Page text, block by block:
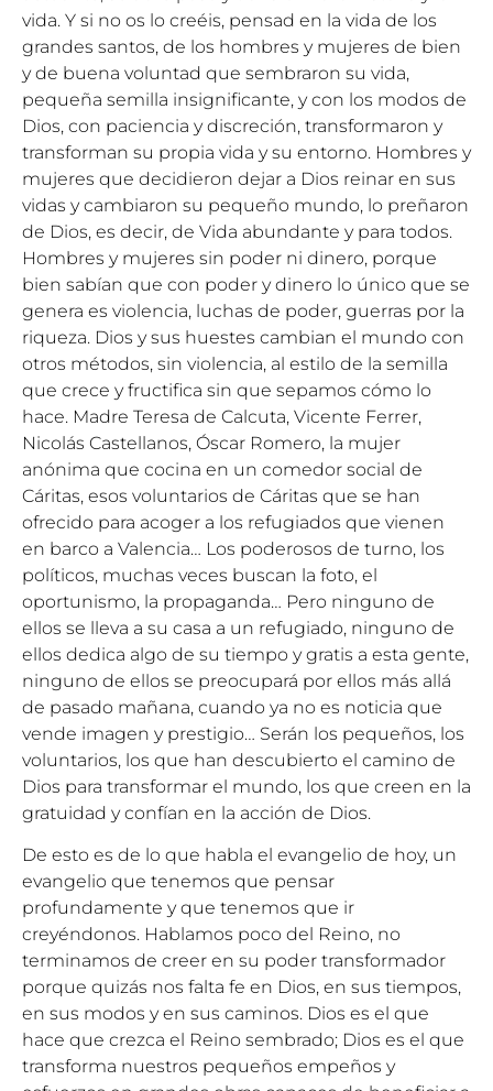
vida. Y si no os lo creéis, pensad en la vida de los
grandes santos, de los hombres y mujeres de bien
y de buena voluntad que sembraron su vida,
pequeña semilla insignificante, y con los modos de
Dios, con paciencia y discreción, transformaron y
transforman su propia vida y su entorno. Hombres y
mujeres que decidieron dejar a Dios reinar en sus
vidas y cambiaron su pequeño mundo, lo preñaron
de Dios, es decir, de Vida abundante y para todos.
Hombres y mujeres sin poder ni dinero, porque
bien sabían que con poder y dinero lo único que se
genera es violencia, luchas de poder, guerras por la
riqueza. Dios y sus huestes cambian el mundo con
otros métodos, sin violencia, al estilo de la semilla
que crece y fructifica sin que sepamos cómo lo
hace. Madre Teresa de Calcuta, Vicente Ferrer,
Nicolás Castellanos, Óscar Romero, la mujer
anónima que cocina en un comedor social de
Cáritas, esos voluntarios de Cáritas que se han
ofrecido para acoger a los refugiados que vienen
en barco a Valencia… Los poderosos de turno, los
políticos, muchas veces buscan la foto, el
oportunismo, la propaganda… Pero ninguno de
ellos se lleva a su casa a un refugiado, ninguno de
ellos dedica algo de su tiempo y gratis a esta gente,
ninguno de ellos se preocupará por ellos más allá
de pasado mañana, cuando ya no es noticia que
vende imagen y prestigio… Serán los pequeños, los
voluntarios, los que han descubierto el camino de
Dios para transformar el mundo, los que creen en la
gratuidad y confían en la acción de Dios.
De esto es de lo que habla el evangelio de hoy, un
evangelio que tenemos que pensar
profundamente y que tenemos que ir
creyéndonos. Hablamos poco del Reino, no
terminamos de creer en su poder transformador
porque quizás nos falta fe en Dios, en sus tiempos,
en sus modos y en sus caminos. Dios es el que
hace que crezca el Reino sembrado; Dios es el que
transforma nuestros pequeños empeños y